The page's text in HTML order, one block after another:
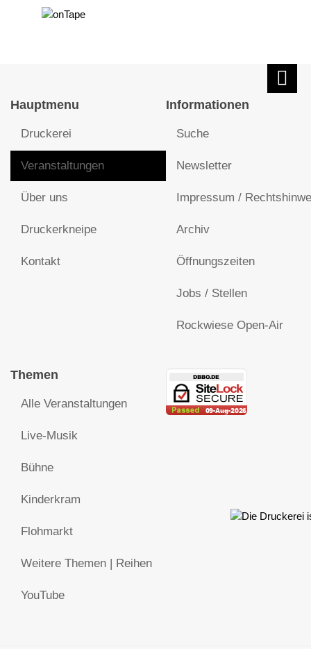
Hauptmenu
Druckerei
Veranstaltungen
Über uns
Druckerkneipe
Kontakt
Informationen
Suche
Newsletter
Impressum /
Archiv
Öffnungszeiten
Jobs / Stellen
Rockwiese Open-Air
Themen
Alle Veranstaltungen
Live-Musik
Bühne
Kinderkram
Flohmarkt
Weitere Themen | Reihen
YouTube